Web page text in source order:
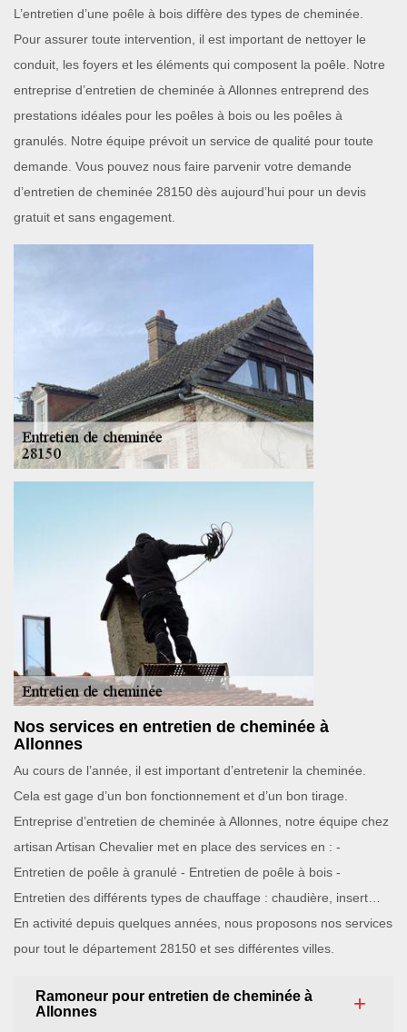
L’entretien d’une poêle à bois diffère des types de cheminée.
Pour assurer toute intervention, il est important de nettoyer le
conduit, les foyers et les éléments qui composent la poêle. Notre
entreprise d’entretien de cheminée à Allonnes entreprend des
prestations idéales pour les poêles à bois ou les poêles à
granulés. Notre équipe prévoit un service de qualité pour toute
demande. Vous pouvez nous faire parvenir votre demande
d’entretien de cheminée 28150 dès aujourd’hui pour un devis
gratuit et sans engagement.
Nos services en entretien de cheminée à
Allonnes
Au cours de l’année, il est important d’entretenir la cheminée.
Cela est gage d’un bon fonctionnement et d’un bon tirage.
Entreprise d’entretien de cheminée à Allonnes, notre équipe chez
artisan Artisan Chevalier met en place des services en : -
Entretien de poêle à granulé - Entretien de poêle à bois -
Entretien des différents types de chauffage : chaudière, insert…
En activité depuis quelques années, nous proposons nos services
pour tout le département 28150 et ses différentes villes.
Ramoneur pour entretien de cheminée à
Allonnes